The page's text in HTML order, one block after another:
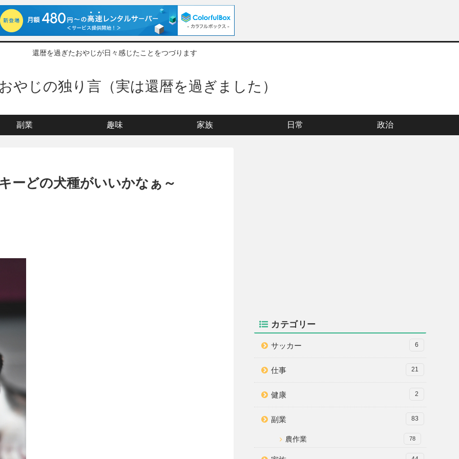
還暦を過ぎたおやじが日々感じたことをつづります
やじの独り言（実は還暦を過ぎました）
副業 趣味 家族 日常 政治
ーどの犬種がいいかなぁ～
カテゴリー
サッカー 6
仕事 21
健康 2
副業 83
農作業 78